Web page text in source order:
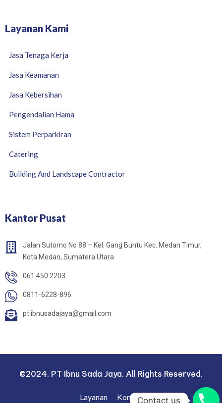
Layanan Kami
Jasa Tenaga Kerja
Jasa Keamanan
Jasa Kebersihan
Pengendalian Hama
Sistem Perparkiran
Catering
Building And Landscape Contractor
Kantor Pusat
Jalan Sutomo No 88 – Kel. Gang Buntu Kec. Medan Timur,
Kota Medan, Sumatera Utara
061 450 2203
0811-6228-896
pt.ibnusadajaya@gmail.com
©2024. PT Ibnu Sada Jaya. All Rights Reserved.
Layanan KontakContact us